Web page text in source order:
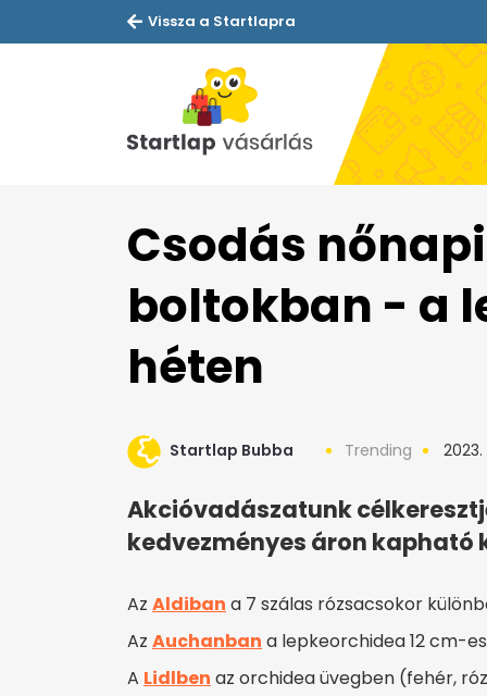
Vissza a Startlapra
Csodás
boltokban - a
héten
Startlap Bubba Trending
Akcióvadászatunk
kedvezményes áron kapható
Az Aldiban a 7 szálas rózsacsokor
Az Auchanban a lepkeorchidea 12 cm-
A Lidlben az orchidea üvegben (fehér,